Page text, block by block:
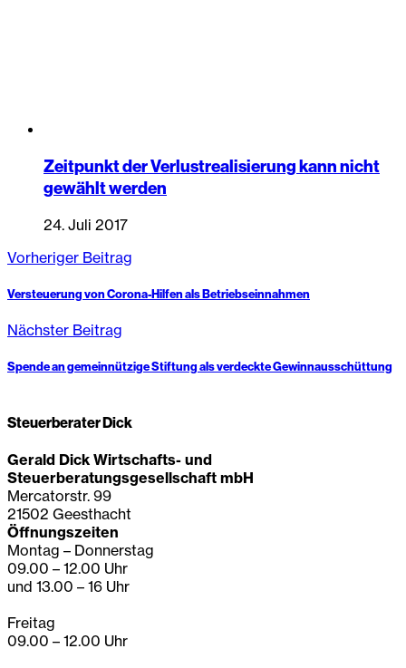
Zeitpunkt der Verlustrealisierung kann nicht
gewählt werden
24. Juli 2017
Vorheriger Beitrag
Versteuerung von Corona-Hilfen als Betriebseinnahmen
Nächster Beitrag
Spende an gemeinnützige Stiftung als verdeckte Gewinnausschüttung
Steuerberater Dick
Gerald Dick Wirtschafts- und
Steuerberatungsgesellschaft mbH
Mercatorstr. 99
21502 Geesthacht
Öffnungszeiten
Montag – Donnerstag
09.00 – 12.00 Uhr
und 13.00 – 16 Uhr
Freitag
09.00 – 12.00 Uhr